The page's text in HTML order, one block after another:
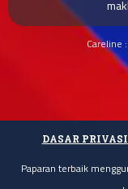
Careline
DASAR PRIVASI
Paparan terbaik